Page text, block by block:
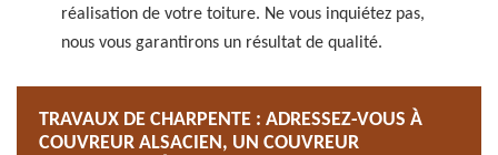
réalisation de votre toiture. Ne vous inquiétez pas,
nous vous garantirons un résultat de qualité.
TRAVAUX DE CHARPENTE : ADRESSEZ-VOUS À
COUVREUR ALSACIEN, UN COUVREUR